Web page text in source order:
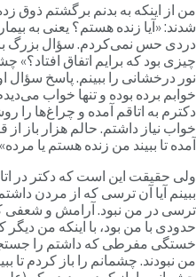
از اینکه به بدنم برگشتم ذوق
«آیا زنده هستم؟ یعنی به
حس نمی‌کردم. سؤال بزرگ
بود که برایم اتفاق افتاد؟»
درخشانی را ببینم. پاسخ سؤال
برده بوده و تنها خواب
به اتاقم آمده و چراغ‌ها را
نیاز داشتم. حالم هزار باز
تا ببیند من زنده هستم یا مرده».
حقیقت این است که دکتر در
آیا آن ترسی که از مردن
در من نبود. آرامش و شعفی
با من بود، با اینکه من دیگر
مفرطی که داشتم را جستجو
نبودند. چشمانم را باز کردم تا